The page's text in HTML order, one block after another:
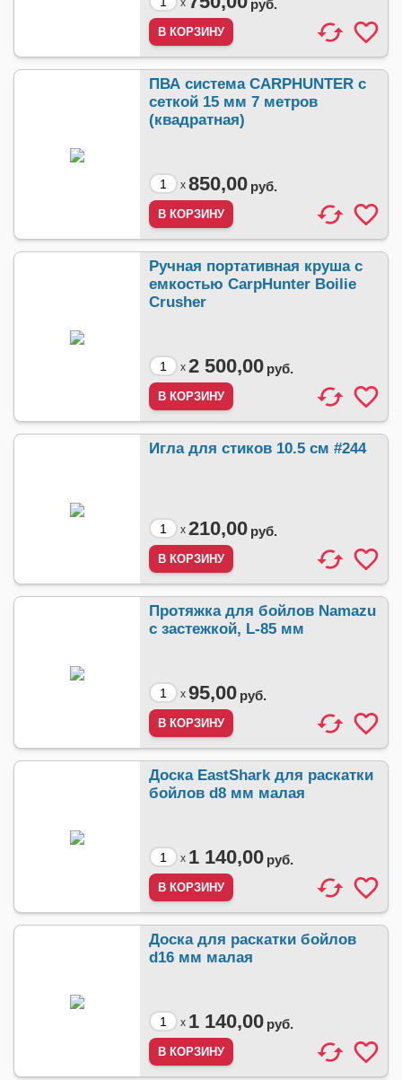
x руб.
ПВА система CARPHUNTER с
сеткой 15 мм 7 метров
(квадратная)
x 850,00 руб.
Ручная портативная круша с
емкостью CarpHunter Boilie
Crusher
x 2 500,00 руб.
Игла для стиков 10.5 см #244
x 210,00 руб.
Протяжка для бойлов Namazu
с застежкой, L-85 мм
x 95,00 руб.
Доска EastShark для раскатки
бойлов d8 мм малая
x 1 140,00 руб.
Доска для раскатки бойлов
d16 мм малая
x 1 140,00 руб.